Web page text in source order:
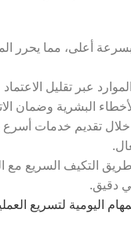
بسرعة أعلى، مما يحرر
عبر تقليل
البشرية وضمان
خلال تقديم خدمات أسرع
التكيف السريع مع
دقيق.
اليومية لتسريع